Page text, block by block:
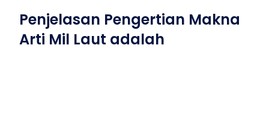
Penjelasan Pengertian Makna
Arti Mil Laut adalah